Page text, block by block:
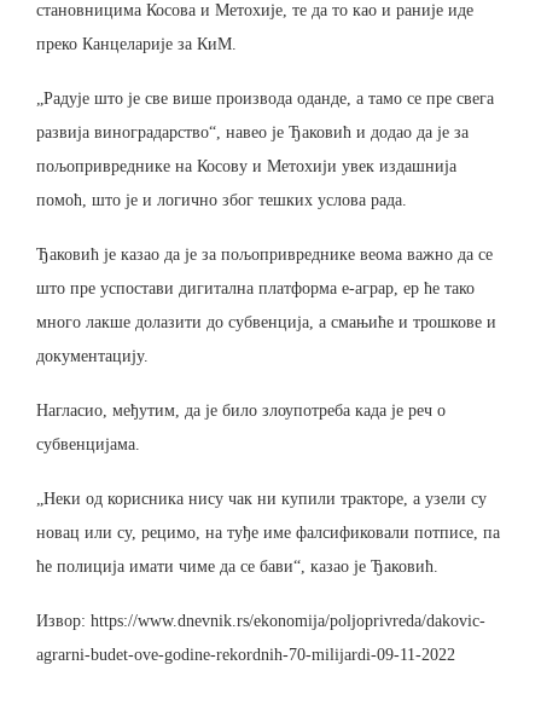
становницима Косова и Метохије, те да то као и раније иде
преко Канцеларије за КиМ.
„Радује што је све више производа оданде, а тамо се пре свега
развија виноградарство“, навео је Ђаковић и додао да је за
пољопривреднике на Косову и Метохији увек издашнија
помоћ, што је и логично због тешких услова рада.
Ђаковић је казао да је за пољопривреднике веома важно да се
што пре успостави дигитална платформа е-аграр, ер ће тако
много лакше долазити до субвенција, а смањиће и трошкове и
документацију.
Нагласио, међутим, да је било злоупотреба када је реч о
субвенцијама.
„Неки од корисника нису чак ни купили тракторе, а узели су
новац или су, рецимо, на туђе име фалсификовали потписе, па
ће полиција имати чиме да се бави“, казао је Ђаковић.
Извор: https://www.dnevnik.rs/ekonomija/poljoprivreda/dakovic-
agrarni-budet-ove-godine-rekordnih-70-milijardi-09-11-2022